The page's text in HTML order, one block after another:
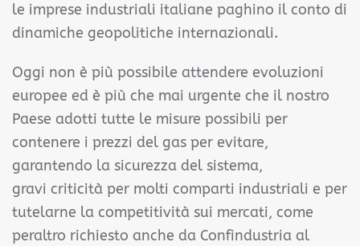
le imprese industriali italiane paghino il conto di
dinamiche geopolitiche internazionali.
Oggi non è più possibile attendere evoluzioni
europee ed è più che mai urgente che il nostro
Paese adotti tutte le misure possibili per
contenere i prezzi del gas per evitare,
garantendo la sicurezza del sistema,
gravi criticità per molti comparti industriali e per
tutelarne la competitività sui mercati, come
peraltro richiesto anche da Confindustria al